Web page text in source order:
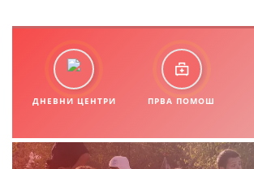
ДНЕВНИ ЦЕНТРИ ПРВА ПОМОШ